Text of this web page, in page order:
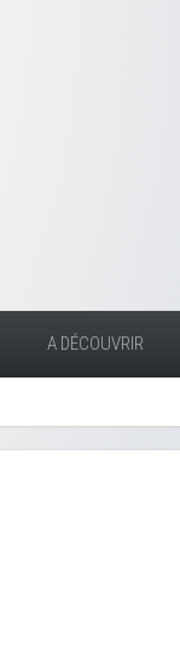
A DÉCOUVRIR